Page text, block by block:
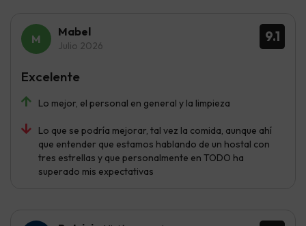
9.1
Mabel
Julio 2026
Lo mejor, el personal en general y la limpieza
Lo que se podría mejorar, tal vez la comida, aunque ahí
que entender que estamos hablando de un hostal con
tres estrellas y que personalmente en TODO ha
superado mis expectativas
Excelente